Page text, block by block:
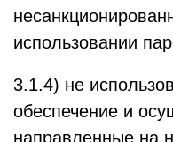
использовании
3.1.4) не
обеспечение и
направленные на